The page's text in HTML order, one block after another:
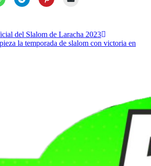
del Slalom de Laracha 2023
la temporada de slalom con victoria en